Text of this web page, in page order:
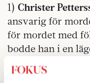
1) Christer
ansvarig för
för mordet med
bodde han i en
tillbringade han